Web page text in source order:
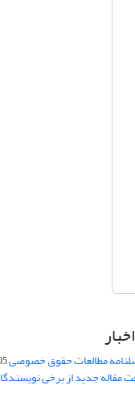
مطالعات حقوق خصوصی
مقاله جدید از برخی